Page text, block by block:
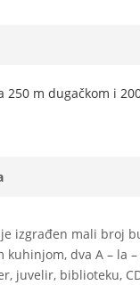
250 m dugačkom i
izgrađen mali broj
dva A – la
juvelir, biblioteku,